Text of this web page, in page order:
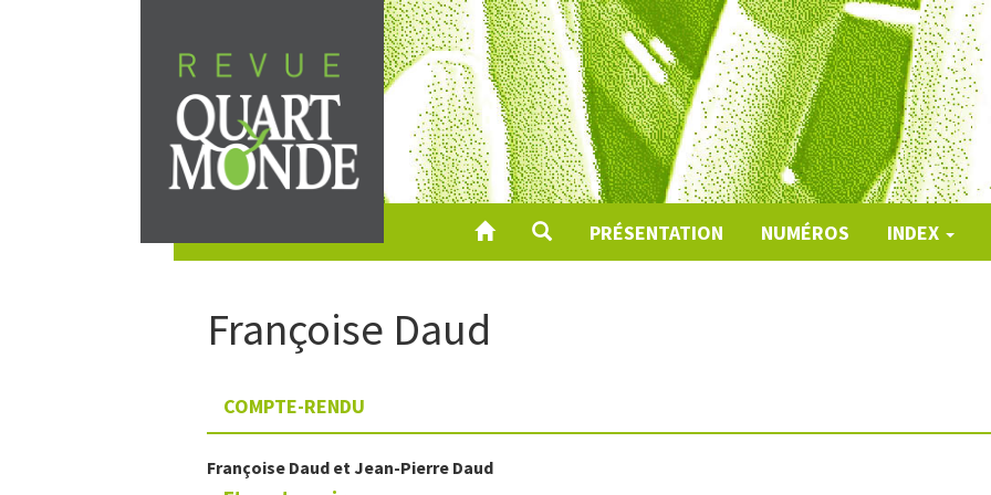
au
contenu
PRÉSENTATION NUMÉROS INDEX
Françoise Daud
COMPTE-RENDU
Françoise Daud etJean-Pierre Daud